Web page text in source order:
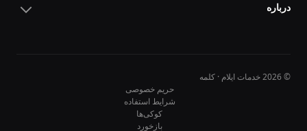
درباره
© 2026 خدمات ایلام · کلمه
حریم خصوصی
شرایط استفاده
کوکی‌ها
بازخورد
10